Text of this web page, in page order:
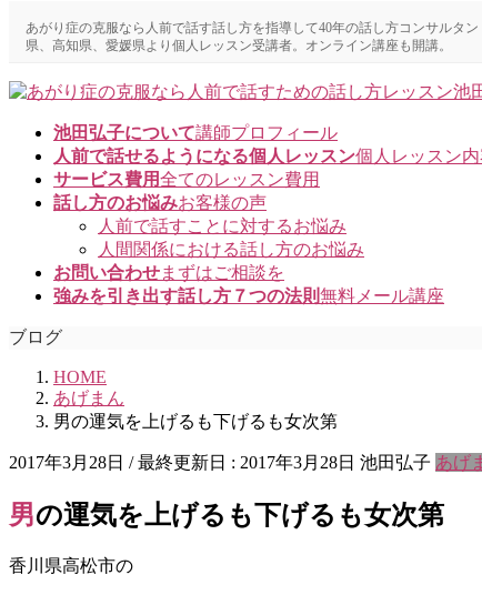
ン
ツ
ー
シ
あがり症の克服なら人前で話す話し方を指導して40年の話し方コンサルタ
県、高知県、愛媛県より個人レッスン受講者。オンライン講座も開講。
池田弘子について講師プロフィール
人前で話せるようになる個人レッスン個人レッスン内
サービス費用全てのレッスン費用
話し方のお悩みお客様の声
人前で話すことに対するお悩み
人間関係における話し方のお悩み
お問い合わせまずはご相談を
強みを引き出す話し方７つの法則無料メール講座
ブログ
HOME
あげまん
男の運気を上げるも下げるも女次第
2017年3月28日 / 最終更新日 : 2017年3月28日 池田弘子 あげ
男の運気を上げるも下げるも女次第
香川県高松市の